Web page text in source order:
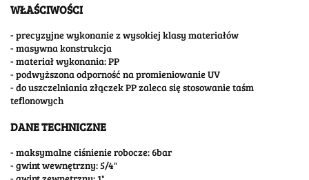
WŁAŚCIWOŚCI
- precyzyjne wykonanie z wysokiej klasy materiałów
- masywna konstrukcja
- materiał wykonania: PP
- podwyższona odporność na promieniowanie UV
- do uszczelniania złączek PP zaleca się stosowanie taśm
teflonowych
DANE TECHNICZNE
- maksymalne ciśnienie robocze: 6bar
- gwint wewnętrzny: 5/4"